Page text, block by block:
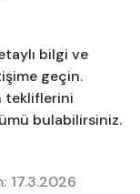
bilgi ve
geçin.
tekliflerini
bulabilirsiniz.
17.3.2026